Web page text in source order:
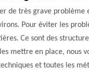
de très grave problème
Pour éviter les
Ce sont des
mettre en place, nous
et toutes les